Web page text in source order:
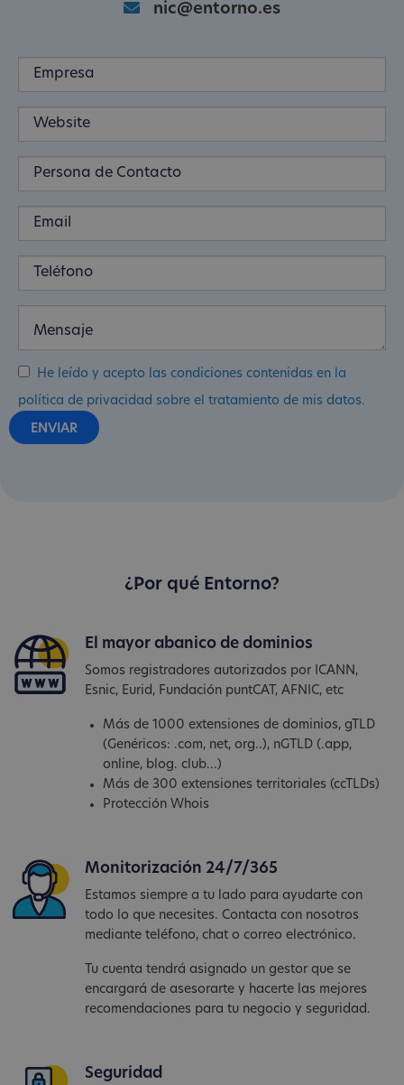
nic@entorno.es
He leído y acepto las condiciones contenidas en la
política de privacidad sobre el tratamiento de mis datos.
¿Por qué Entorno?
El mayor abanico de dominios
Somos registradores autorizados por ICANN,
Esnic, Eurid, Fundación puntCAT, AFNIC, etc
Más de 1000 extensiones de dominios, gTLD
(Genéricos: .com, net, org..), nGTLD (.app,
online, blog. club...)
Más de 300 extensiones territoriales (ccTLDs)
Protección Whois
Monitorización 24/7/365
Estamos siempre a tu lado para ayudarte con
todo lo que necesites. Contacta con nosotros
mediante teléfono, chat o correo electrónico.
Tu cuenta tendrá asignado un gestor que se
encargará de asesorarte y hacerte las mejores
recomendaciones para tu negocio y seguridad.
Seguridad